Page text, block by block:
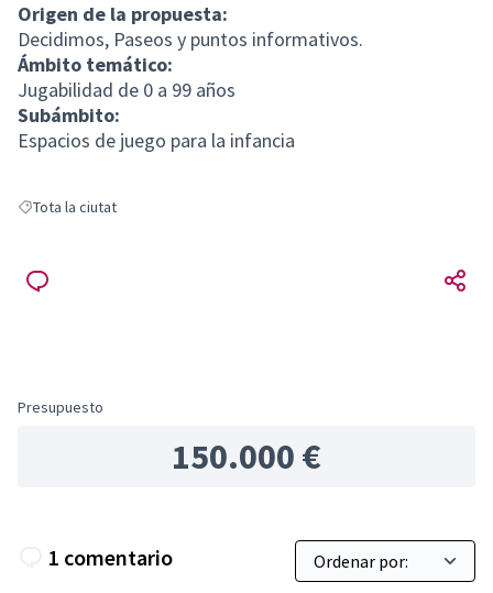
Origen de la propuesta:
Decidimos, Paseos y puntos informativos.
Ámbito temático:
Jugabilidad de 0 a 99 años
Subámbito:
Espacios de juego para la infancia
Resultados al filtrar por: Tota la ciutat
Tota la ciutat
Presupuesto
150.000 €
1 comentario